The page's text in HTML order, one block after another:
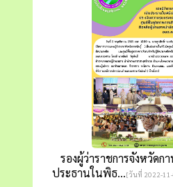
รองผู้ว่าราชการจังหวัดก
ประธานในพิธ...[วันที่ 2022-